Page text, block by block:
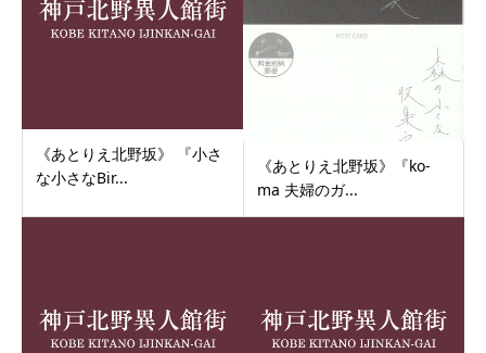
《あとりえ北野坂》 『小さ
な小さなBir...
《あとりえ北野坂》『ko-
ma 夫婦のガ...